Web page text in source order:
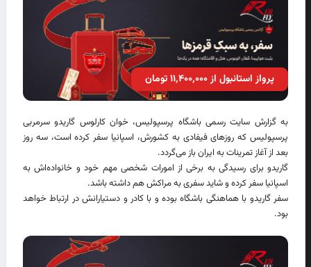
پرواز استانبول از ۱۱٬۴۰۰٬۰۰۰ تومان
به گزارش سایت رسمی باشگاه پرسپولیس، خوان کارلوس گاریدو سرمربی
پرسپولیس که روزهای فیفادی به کشورش، اسپانیا سفر کرده است، سه روز
بعد از آغاز تمرینات به ایران باز می‌گردد.
گاریدو برای رسیدگی به برخی از امورات شخصی مهم خود و خانواده‌اش به
اسپانیا سفر کرده و شاید سفری به مراکش هم داشته باشد.
سفر گاریدو با هماهنگی باشگاه بوده و با کادر و دستیارانش در ارتباط خواهد
بود.